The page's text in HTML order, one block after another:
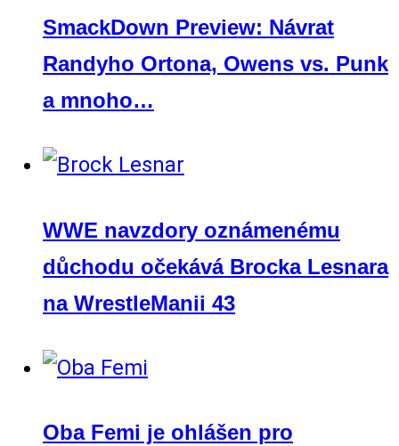
SmackDown Preview: Návrat
Randyho Ortona, Owens vs. Punk
a mnoho…
WWE navzdory oznámenému
důchodu očekává Brocka Lesnara
na WrestleManii 43
Oba Femi je ohlášen pro